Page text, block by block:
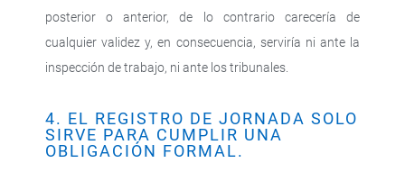
posterior o anterior, de lo contrario carecería de
cualquier validez y, en consecuencia, serviría ni ante la
inspección de trabajo, ni ante los tribunales.
4. EL REGISTRO DE JORNADA SOLO
SIRVE PARA CUMPLIR UNA
OBLIGACIÓN FORMAL.